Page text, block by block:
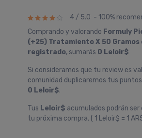
4 / 5.0 - 100%
Comprando y valorando Formuly
(+25) Tratamiento X 50 Gramos
registrado, sumarás 0 Leloir$
Si consideramos que tu review es
comunidad duplicaremos tus
0 Leloir$.
Tus Leloir$ acumulados podrán ser
tu próxima compra. ( 1 Leloir$ = 1